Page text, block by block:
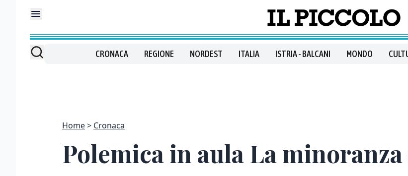
CRONACA REGIONE NORDEST ITALIA ISTRIA - BALCANI MONDO
Home Cronaca
Polemica in aula La